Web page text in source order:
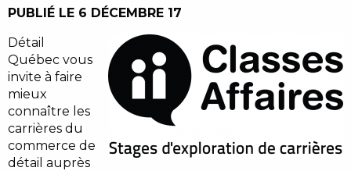
PUBLIÉ LE 6 DÉCEMBRE 17
Détail
Québec vous
invite à faire
mieux
connaître les
carrières du
commerce de
détail auprès